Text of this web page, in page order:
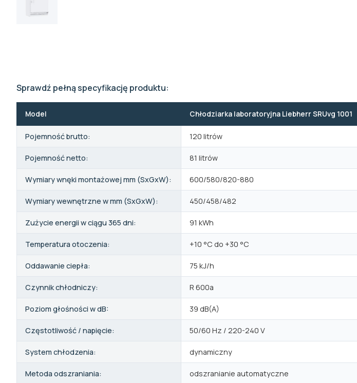
Sprawdź pełną specyfikację produktu:
Model Chłodziarka laboratoryjna Liebherr SRUvg 1001
Pojemność brutto: 120 litrów
Pojemność netto: 81 litrów
Wymiary wnęki montażowej mm (SxGxW): 600/580/820-880
Wymiary wewnętrzne w mm (SxGxW): 450/458/482
Zużycie energii w ciągu 365 dni: 91 kWh
Temperatura otoczenia: +10 °C do +30 °C
Oddawanie ciepła: 75 kJ/h
Czynnik chłodniczy: R 600a
Poziom głośności w dB: 39 dB(A)
Częstotliwość / napięcie: 50/60 Hz / 220-240 V
System chłodzenia: dynamiczny
Metoda odszraniania: odszranianie automatyczne